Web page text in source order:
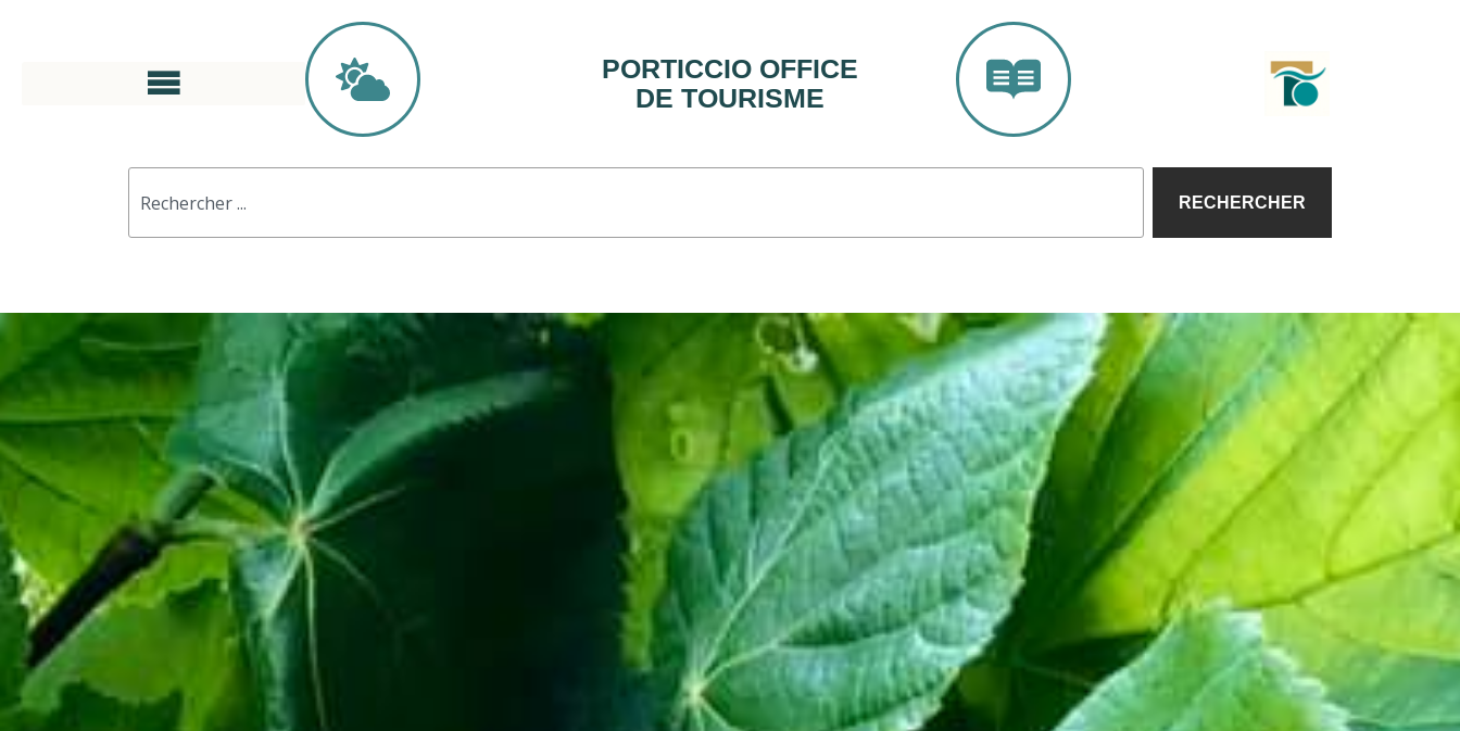
PORTICCIO OFFICE
DE TOURISME
RECHERCHER